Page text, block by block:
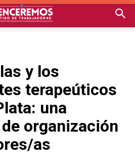
y los
terapeúticos
una
organización
as